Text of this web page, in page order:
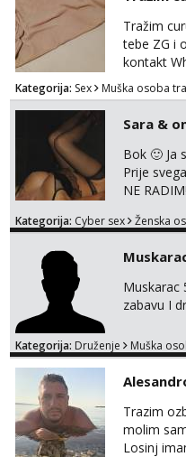
energije.
jer od
tražim
Naravno
Tražim
tebe ZG i
kontakt
Kategorija: Sex Muška osoba
Sara &
Bok 🙂 Ja
Prije
NE
termin.
Kategorija: Cyber sex Ženska
Muskarac
zabavu I
Kategorija: Druženje Muška
Trazim
molim
Losinj